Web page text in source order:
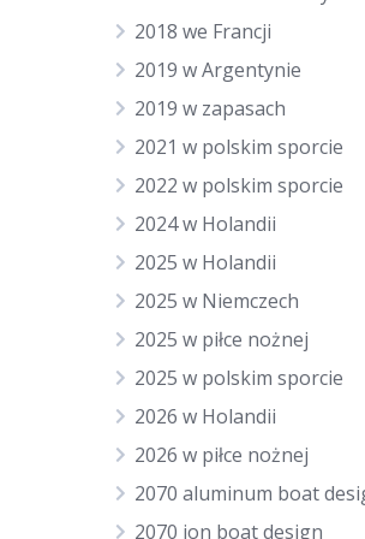
2018 we Francji
2019 w Argentynie
2019 w zapasach
2021 w polskim sporcie
2022 w polskim sporcie
2024 w Holandii
2025 w Holandii
2025 w Niemczech
2025 w piłce nożnej
2025 w polskim sporcie
2026 w Holandii
2026 w piłce nożnej
2070 aluminum boat
2070 jon boat design